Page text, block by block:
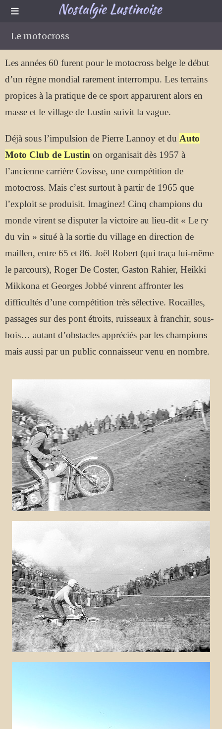
Le motocross
Les années 60 furent pour le motocross belge le début
d’un règne mondial rarement interrompu. Les terrains
propices à la pratique de ce sport apparurent alors en
masse et le village de Lustin suivit la vague.
Déjà sous l’impulsion de Pierre Lannoy et du Auto
Moto Club de Lustin on organisait dès 1957 à
l’ancienne carrière Covisse, une compétition de
motocross. Mais c’est surtout à partir de 1965 que
l’exploit se produisit. Imaginez! Cinq champions du
monde virent se disputer la victoire au lieu-dit « Le ry
du vin » situé à la sortie du village en direction de
maillen, entre 65 et 86. Joël Robert (qui traça lui-même
le parcours), Roger De Coster, Gaston Rahier, Heikki
Mikkona et Georges Jobbé vinrent affronter les
difficultés d’une compétition très sélective. Rocailles,
passages sur des pont étroits, ruisseaux à franchir, sous-
bois… autant d’obstacles appréciés par les champions
mais aussi par un public connaisseur venu en nombre.